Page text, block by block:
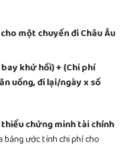
một chuyến đi Châu Âu
khứ hồi) + (Chi phí
uống, đi lại/ngày x số
chứng minh tài chính
bảng ước tính chi phí cho